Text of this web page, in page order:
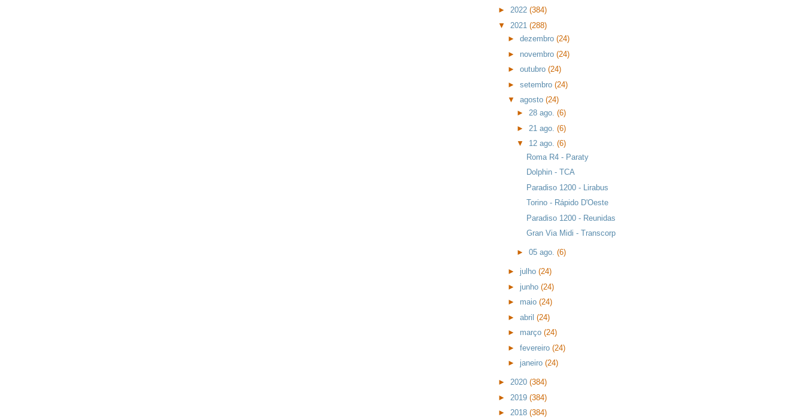
► 2022 (384)
▼ 2021 (288)
► dezembro (24)
► novembro (24)
► outubro (24)
► setembro (24)
▼ agosto (24)
►28 ago.(6)
► 21 ago.(6)
▼ 12 ago.(6)
Roma R4 - Paraty
Dolphin - TCA
Paradiso 1200 - Lirabus
Torino - Rápido D'Oeste
Paradiso 1200 - Reunidas
Gran Via Midi - Transcorp
►05 ago.(6)
► julho (24)
► junho (24)
► maio (24)
► abril (24)
► março (24)
► fevereiro (24)
► janeiro (24)
► 2020 (384)
► 2019 (384)
► 2018 (384)